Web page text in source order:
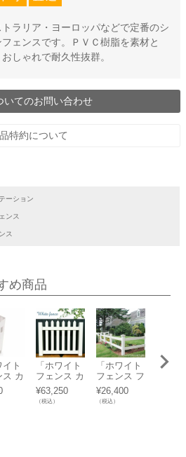
ラリア・ヨーロッパなどで定番のシ
ェンスです。ＰＶＣ樹脂を素材と
しゃれで耐久性抜群。
いてのお問い合わせ
特約について
ーション
ンス
ス
め商品
イト
ス カ
1
ポ
「ホワイト
フェンス カ
ントリーゲ
ートL」
¥63,250
（税込）
「ホワイト
フェンス フ
ァーム2
型」
¥26,400
（税込）
「ホ